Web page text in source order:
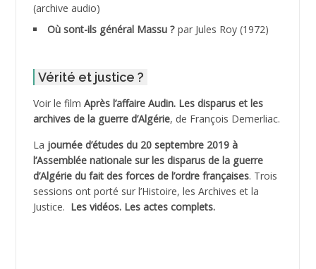
ADDECHE Rachid
ADELIOUAT Vve AIT SAADA
ADJANI Khaled
ADJAOUT
ADNI Mohamed Akli
ADOUL Arab *
(archive audio)
Où sont-ils général Massu ? par Jules Roy (1972)
Vérité et justice ?
Voir le film Après l’affaire Audin. Les disparus et les
archives de la guerre d’Algérie, de François Demerliac.
La journée d’études du 20 septembre 2019 à
l’Assemblée nationale sur les disparus de la guerre
d’Algérie du fait des forces de l’ordre françaises. Trois
sessions ont porté sur l’Histoire, les Archives et la
Justice. Les vidéos. Les actes complets.